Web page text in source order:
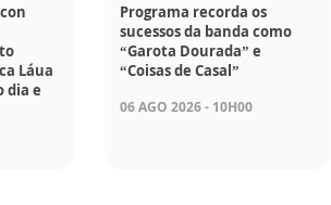
Láua
dia e
Programa recorda os
sucessos da banda como
“Garota Dourada” e
“Coisas de Casal”
06 AGO 2026 - 10H00